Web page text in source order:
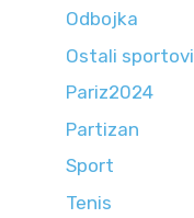
Odbojka
Ostali sportovi
Pariz2024
Partizan
Sport
Tenis